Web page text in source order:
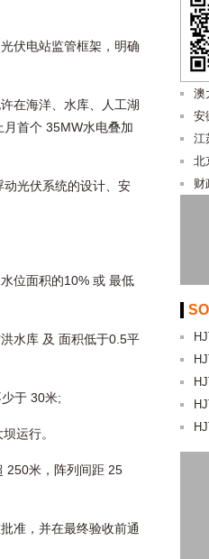
伏电站监管框架，明确
在海洋、水库、人工湖
首个 35MW水电叠加
光伏系统的设计、安
位面积的10% 或 最低
水库 及 面积低于0.5平
于 30米;
运行。
250米，阵列间距 25
准，并在最终验收前通
澳
安
江
北
财